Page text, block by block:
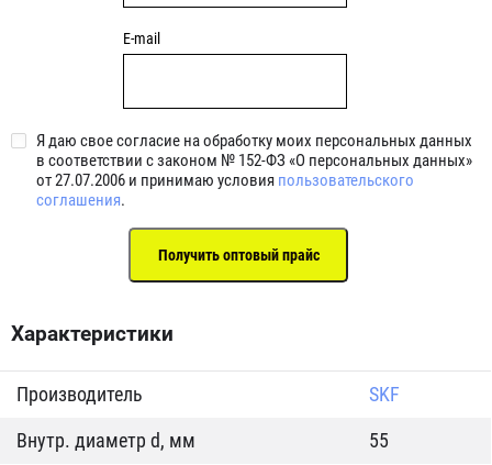
E-mail
Я даю свое согласие на обработку моих персональных данных
в соответствии с законом № 152-ФЗ «О персональных данных»
от 27.07.2006 и принимаю условия пользовательского
соглашения.
Характеристики
Производитель
SKF
Внутр. диаметр d, мм
55